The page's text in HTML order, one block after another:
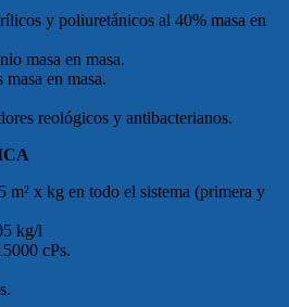
y poliuretánicos al 40% masa en
masa en masa.
en masa.
reológicos y antibacterianos.
m² x kg en todo el sistema (primera y
kg/l
cPs.